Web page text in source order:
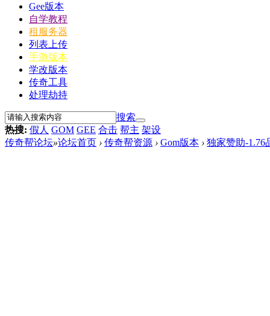
Gee版本
自学教程
租服务器
列表上传
手游版本
学改版本
传奇工具
处理劫持
搜索
热搜: 假人 GOM GEE 合击 帮主 架设
传奇帮论坛»论坛首页 › 传奇帮资源 › Gom版本 › 独家赞助-1.76